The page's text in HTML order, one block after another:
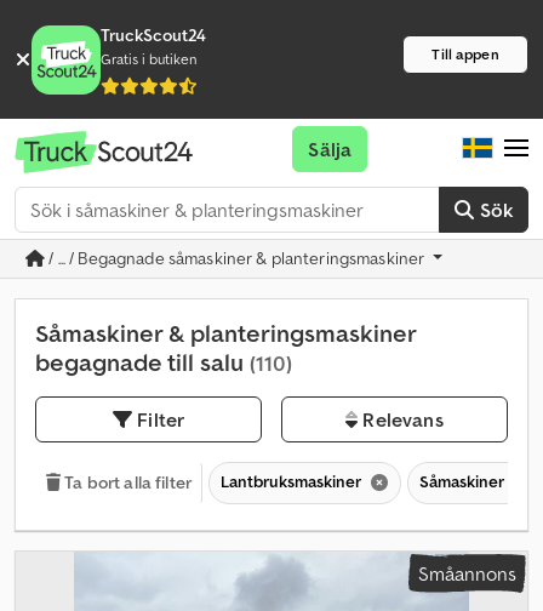
TruckScout24
Gratis i butiken Till appen
Sök
Sälja
/ ... / Begagnade såmaskiner & planteringsmaskiner
Såmaskiner & planteringsmaskiner
begagnade till salu (110)
Filter Relevans
Ta bort alla filter Lantbruksmaskiner Såmaskiner &
Småannons